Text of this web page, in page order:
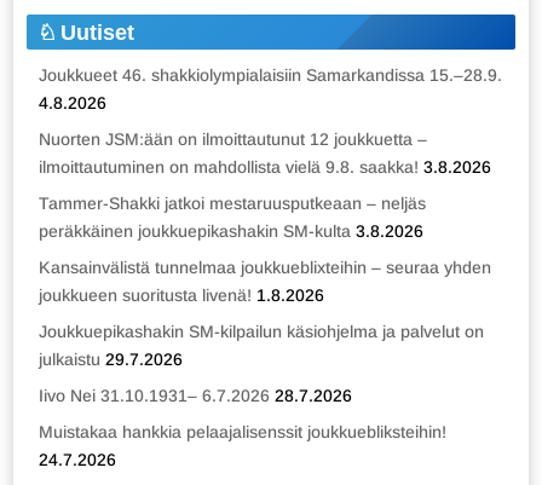
Uutiset
Joukkueet 46. shakkiolympialaisiin Samarkandissa 15.–28.9.
4.8.2026
Nuorten JSM:ään on ilmoittautunut 12 joukkuetta –
ilmoittautuminen on mahdollista vielä 9.8. saakka! 3.8.2026
Tammer-Shakki jatkoi mestaruusputkeaan – neljäs
peräkkäinen joukkuepikashakin SM-kulta 3.8.2026
Kansainvälistä tunnelmaa joukkueblixteihin – seuraa yhden
joukkueen suoritusta livenä! 1.8.2026
Joukkuepikashakin SM-kilpailun käsiohjelma ja palvelut on
julkaistu 29.7.2026
Iivo Nei 31.10.1931– 6.7.2026 28.7.2026
Muistakaa hankkia pelaajalisenssit joukkuebliksteihin!
24.7.2026